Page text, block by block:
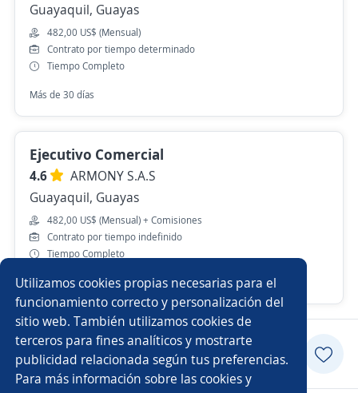
Utilizamos cookies propias necesarias para el
funcionamiento correcto y personalización del
sitio web. También utilizamos cookies de
terceros para fines analíticos y mostrarte
publicidad relacionada según tus preferencias.
Para más información sobre las cookies y
Guayaquil, Guayas
482,00 US$ (Mensual)
Contrato por tiempo determinado
Tiempo Completo
Más de 30 días
Ejecutivo Comercial
4.6
ARMONY S.A.S
Guayaquil, Guayas
482,00 US$ (Mensual) + Comisiones
Contrato por tiempo indefinido
Tiempo Completo
11 de julio
Postularme